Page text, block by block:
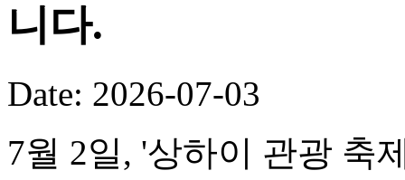
니다.
Date: 2026-07-03
7월 2일, '상하이 관광 축